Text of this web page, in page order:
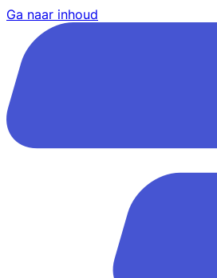
Ga naar inhoud